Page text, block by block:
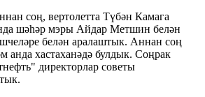
соң, вертолетта Түбән Камага
шәһәр мэры Айдар Метшин белән
белән аралаштык. Аннан соң
анда хастаханәдә булдык. Соңрак
директорлар советы